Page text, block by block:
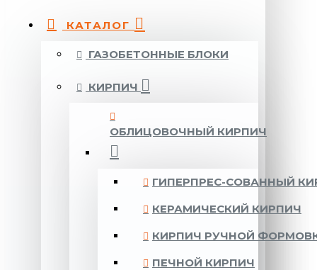
КАТАЛОГ
ГАЗОБЕТОННЫЕ БЛОКИ
КИРПИЧ
ОБЛИЦОВОЧНЫЙ КИРПИЧ
ГИПЕРПРЕС-СОВАННЫЙ
КЕРАМИЧЕСКИЙ КИРПИЧ
КИРПИЧ РУЧНОЙ
ПЕЧНОЙ КИРПИЧ